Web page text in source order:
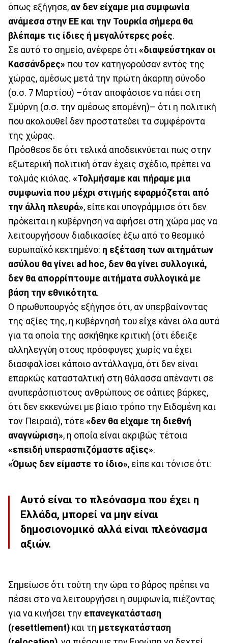
όπως εξήγησε, αν δεν είχαμε μια συμφωνία
ανάμεσα στην ΕΕ και την Τουρκία σήμερα θα
βλέπαμε τις ίδιες ή μεγαλύτερες ροές.
Σε αυτό το σημείο, ανέφερε ότι «διαψεύστηκαν οι
Κασσάνδρες» που τον κατηγορούσαν εντός της
χώρας, αμέσως μετά την πρώτη άκαρπη σύνοδο
(σ.σ. 7 Μαρτίου) –όταν αποφάσισε να πάει στη
Σμύρνη (σ.σ. την αμέσως επομένη)– ότι η πολιτική
που ακολουθεί δεν προστατεύει τα συμφέροντα
της χώρας.
Πρόσθεσε δε ότι τελικά αποδεικνύεται πως στην
εξωτερική πολιτική όταν έχεις σχέδιο, πρέπει να
τολμάς κιόλας. «Τολμήσαμε και πήραμε μια
συμφωνία που μέχρι στιγμής εφαρμόζεται από
την άλλη πλευρά», είπε και υπογράμμισε ότι δεν
πρόκειται η κυβέρνηση να αφήσει στη χώρα μας να
λειτουργήσουν διαδικασίες έξω από το θεσμικό
ευρωπαϊκό κεκτημένο: η εξέταση των αιτημάτων
ασύλου θα γίνει ad hoc, δεν θα γίνει συλλογικά,
δεν θα απορρίπτουμε αιτήματα συλλογικά με
βάση την εθνικότητα.
Ο πρωθυπουργός εξήγησε ότι, αν υπερβαίνοντας
της αξίες της, η κυβέρνησή του είχε κάνει όλα αυτά
για τα οποία της ασκήθηκε κριτική (ότι έδειξε
αλληλεγγύη στους πρόσφυγες χωρίς να έχει
διασφαλίσει κάποιο αντάλλαγμα, ότι δεν είναι
επαρκώς κατασταλτική στη θάλασσα απέναντι σε
ανυπεράσπιστους ανθρώπους σε σάπιες βάρκες,
ότι δεν εκκενώνει με βίαιο τρόπο την Ειδομένη και
τον Πειραιά), τότε «δεν θα είχαμε τη διεθνή
αναγνώριση», η οποία είναι ακριβώς τέτοια
«επειδή υπερασπιζόμαστε αξίες».
«Όμως δεν είμαστε το ίδιο», είπε και τόνισε ότι:
Αυτό είναι το πλεόνασμα που έχει η
Ελλάδα, μπορεί να μην είναι
δημοσιονομικό αλλά είναι πλεόνασμα
αξιών.
Σημείωσε ότι τούτη την ώρα το βάρος πρέπει να
πέσει στο να λειτουργήσει η συμφωνία, πιέζοντας
για να κινήσει την επανεγκατάσταση
(resettlement) και τη μετεγκατάσταση